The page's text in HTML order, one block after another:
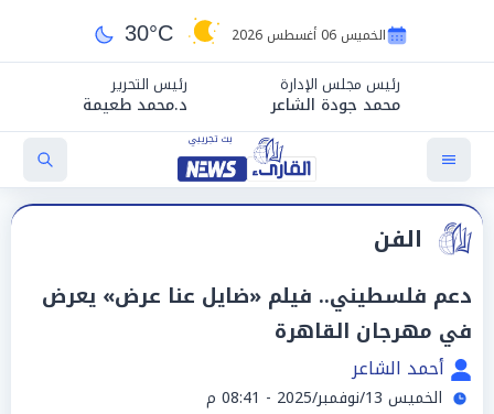
الخميس 06 أغسطس 2026 30°C
رئيس مجلس الإدارة
محمد جودة الشاعر
رئيس التحرير
د.محمد طعيمة
الفن
دعم فلسطيني.. فيلم «ضايل عنا عرض» يعرض
في مهرجان القاهرة
أحمد الشاعر
الخميس 13/نوفمبر/2025 - 08:41 م